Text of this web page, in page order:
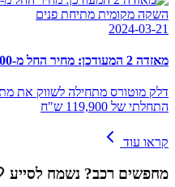
השקה מקומית מתיחת פנים
2024-03-21
מאזדה 2 המעודכן: מחיר החל מ-119,900 ש"ח
התחלתי של 119,900 ש"ח
קראו עוד
מחפשים רכב? נשמח לסייע